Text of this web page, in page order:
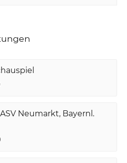
Neumarkt, Bayernl.